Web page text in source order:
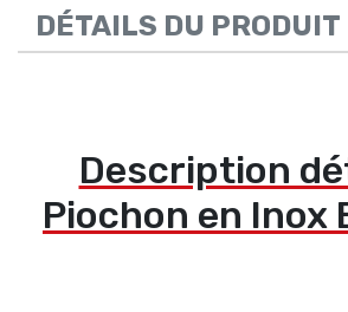
DÉTAILS DU PRODUIT
Description
Piochon en Inox